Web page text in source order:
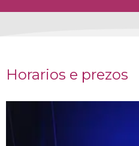
Horarios e prezos